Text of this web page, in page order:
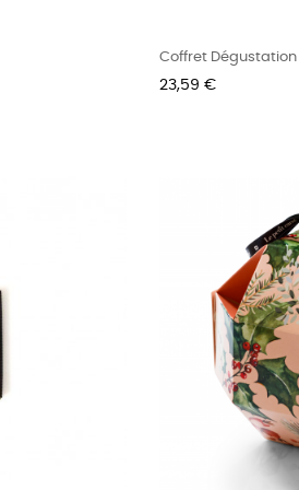
Coffret Dégustation
Prix
23,59 €